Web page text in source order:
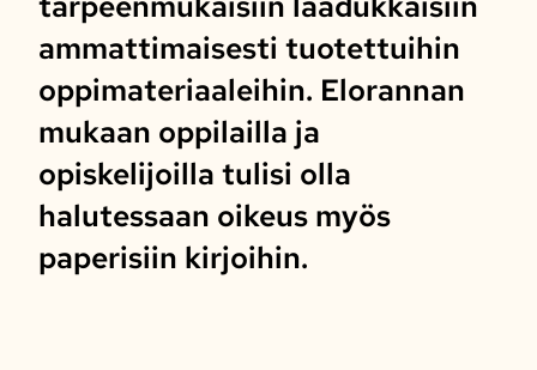
ammattimaisesti tuotettuihin
oppimateriaaleihin. Elorannan
mukaan oppilailla ja
opiskelijoilla tulisi olla
halutessaan oikeus myös
paperisiin kirjoihin.